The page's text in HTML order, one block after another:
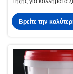
τήξης για κολλήματα
Βρείτε την